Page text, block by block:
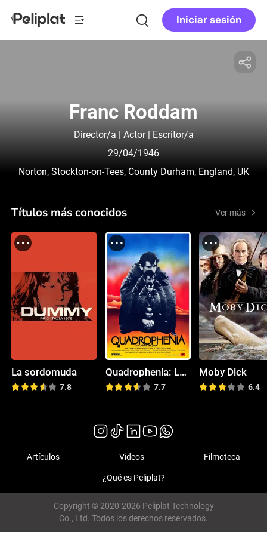
Iniciar sesión
Franc Roddam
Director/a | Actor | Escritor/a
29/04/1946
Norton, Stockton-on-Tees, County Durham, England, UK
Títulos más conocidos Ver más
La sordomuda
7.8
Quadrophenia: La historia de una generación
7.7
Moby Dick
6.4
Artículos Videos Filmoteca
¿Qué es Peliplat?
Copyright © 2020-2026 Peliplat Technology
Co., Ltd. Todos los derechos reservados.